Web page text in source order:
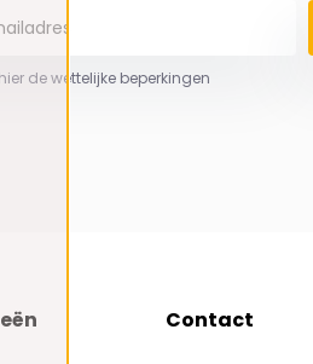
de wettelijke beperkingen
Contact